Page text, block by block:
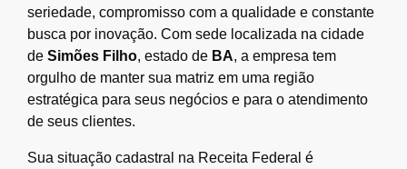
seriedade, compromisso com a qualidade e constante
busca por inovação. Com sede localizada na cidade
de Simões Filho, estado de BA, a empresa tem
orgulho de manter sua matriz em uma região
estratégica para seus negócios e para o atendimento
de seus clientes.
Sua situação cadastral na Receita Federal é